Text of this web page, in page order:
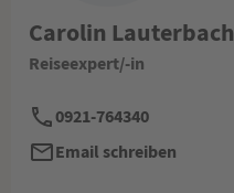
Carolin Lauterbach
Reiseexpert/-in
0921-764340
Email schreiben